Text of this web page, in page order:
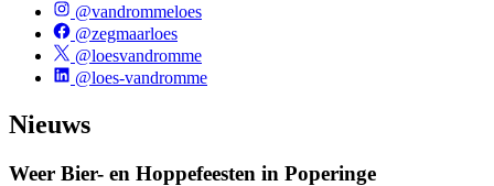
@vandrommeloes
@zegmaarloes
@loesvandromme
@loes-vandromme
Nieuws
Weer Bier- en Hoppefeesten in Poperinge